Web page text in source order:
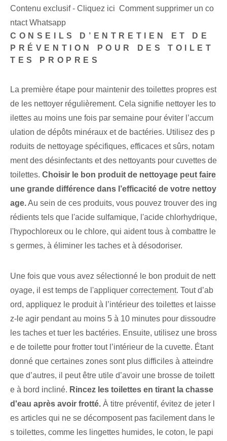
Contenu exclusif - Cliquez ici Comment supprimer un co
ntact Whatsapp
CONSEILS D’ENTRETIEN ET DE
PRÉVENTION POUR DES TOILET
TES PROPRES
La première étape pour maintenir des toilettes propres est
de les nettoyer régulièrement. Cela signifie nettoyer les to
ilettes au moins une fois par semaine pour éviter l’accum
ulation de dépôts minéraux et de bactéries. Utilisez des p
roduits de nettoyage spécifiques, efficaces et sûrs, notam
ment des désinfectants et des nettoyants pour cuvettes de
toilettes. Choisir le bon produit de nettoyage peut faire
une grande différence dans l’efficacité de votre nettoy
age.Au sein de ces produits, vous pouvez trouver des ing
rédients tels que l'acide sulfamique, l'acide chlorhydrique,
l'hypochloreux ou le chlore, qui aident tous à combattre le
s germes, à éliminer les taches et à désodoriser.
Une fois que vous avez sélectionné le bon produit de nett
oyage, il est temps de l'appliquer correctement. Tout d’ab
ord, appliquez le produit à l’intérieur des toilettes et laisse
z-le agir pendant au moins 5 à 10 minutes pour dissoudre
les taches et tuer les bactéries. Ensuite, utilisez une bross
e de toilette pour frotter tout l’intérieur de la cuvette. Étant
donné que certaines zones sont plus difficiles à atteindre
que d’autres, il peut être utile d’avoir une brosse de toilett
e à bord incliné. Rincez les toilettes en tirant la chasse
d'eau après avoir frotté. À titre préventif, évitez de jeter l
es articles qui ne se décomposent pas facilement dans le
s toilettes, comme les lingettes humides, le coton, le papi